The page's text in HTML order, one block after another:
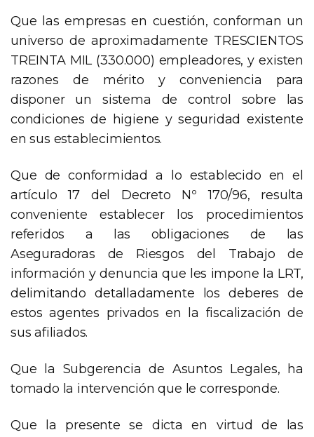
Que las empresas en cuestión, conforman un
universo de aproximadamente TRESCIENTOS
TREINTA MIL (330.000) empleadores, y existen
razones de mérito y conveniencia para
disponer un sistema de control sobre las
condiciones de higiene y seguridad existente
en sus establecimientos.
Que de conformidad a lo establecido en el
artículo 17 del Decreto Nº 170/96, resulta
conveniente establecer los procedimientos
referidos a las obligaciones de las
Aseguradoras de Riesgos del Trabajo de
información y denuncia que les impone la LRT,
delimitando detalladamente los deberes de
estos agentes privados en la fiscalización de
sus afiliados.
Que la Subgerencia de Asuntos Legales, ha
tomado la intervención que le corresponde.
Que la presente se dicta en virtud de las